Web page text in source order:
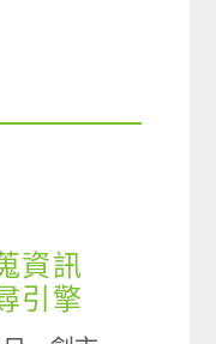
資訊
引擎